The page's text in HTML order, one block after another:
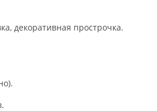
декоративная прострочка.